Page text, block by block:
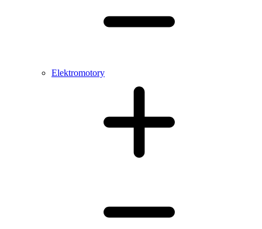
Elektromotory